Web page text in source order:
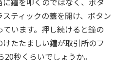
鐘を叩くのではなく、ボタ
ティックの蓋を開け、ボタン
います。押し続けると鐘の
たたましい鐘が取引所のフ
秒くらいでしょうか。